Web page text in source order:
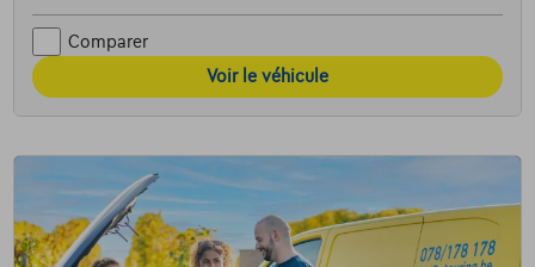
Comparer
Voir le véhicule